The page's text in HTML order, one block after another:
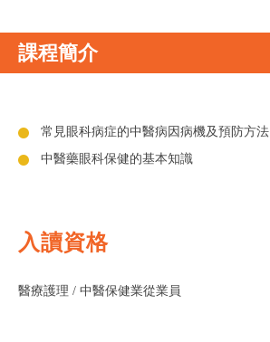
課程簡介
常見眼科病症的中醫病因病機及預防方法
中醫藥眼科保健的基本知識
入讀資格
醫療護理 / 中醫保健業從業員